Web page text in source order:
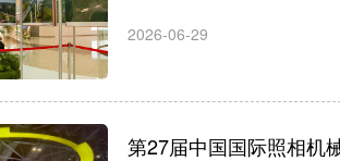
2026-06-29
第27届中国国际照相机